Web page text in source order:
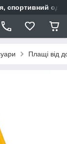
спортивний
Плащі від